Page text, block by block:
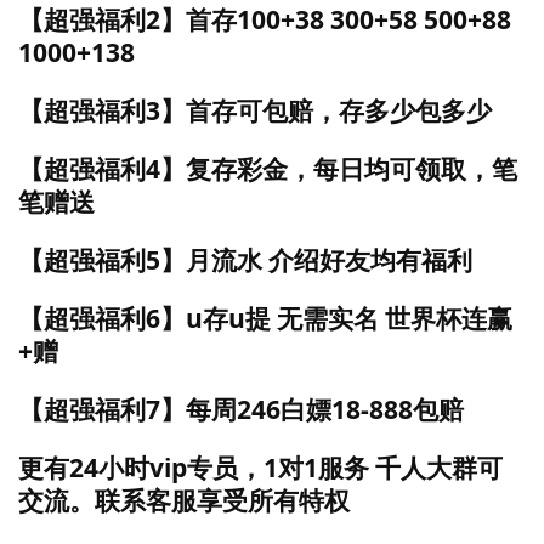
【超强福利2】首存100+38 300+58 500+88
1000+138
【超强福利3】首存可包赔，存多少包多少
【超强福利4】复存彩金，每日均可领取，笔
笔赠送
【超强福利5】月流水 介绍好友均有福利
【超强福利6】u存u提 无需实名 世界杯连赢
+赠
【超强福利7】每周246白嫖18-888包赔
更有24小时vip专员，1对1服务 千人大群可
交流。联系客服享受所有特权